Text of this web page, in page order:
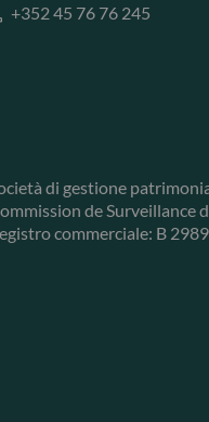
+352 45 76 76 245
di gestione
de Surveillance
commerciale: B